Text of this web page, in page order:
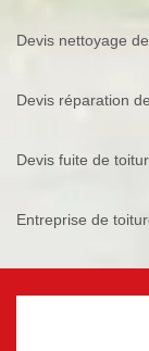
Devis nettoyage
Devis réparation
Devis fuite de
Entreprise de